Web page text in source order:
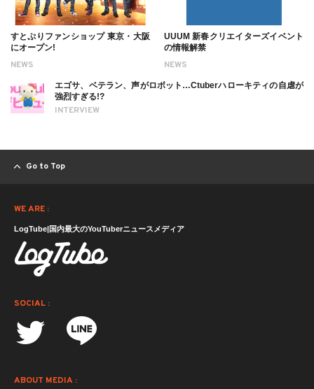
NEWS
すとぷりファンショップ 東京・大阪
にオープン!
NEWS
UUUM 新春クリエイターズイベント
の情報解禁
INTERVIEW
エゴサ、ベテラン、声がロボット…Ctuberハローキティの自虐が
強烈すぎる!?
Go to Top
WE ARE :
LogTube|国内最大のYouTuberニュースメディア
SOCIAL :
ABOUT MEDIA :